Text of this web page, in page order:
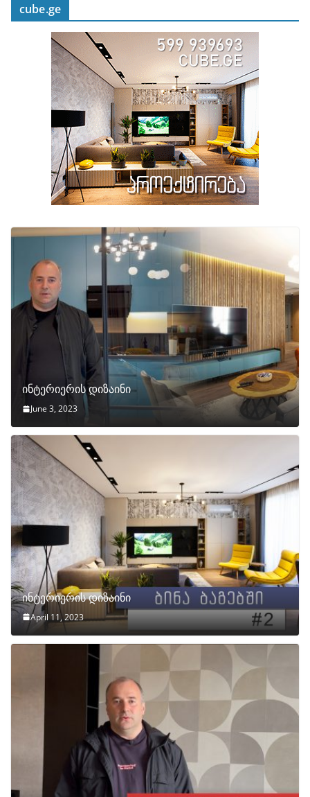
cube.ge
ინტერიერის დიზაინი
June 3, 2023
ინტერიერის დიზაინი
April 11, 2023